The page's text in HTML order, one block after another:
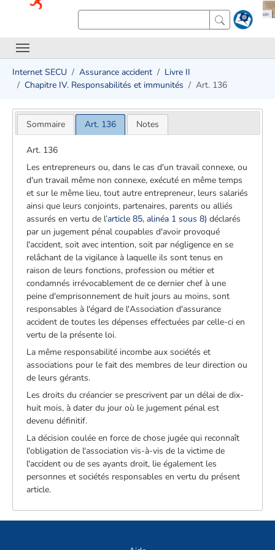
Internet SECU Assurance accident
Livre II
Chapitre IV. Responsabilités et immunités
Art. 136
Sommaire Art. 136 Notes
Art. 136
Les entrepreneurs ou, dans le cas d'un travail connexe, ou
d'un travail même non connexe, exécuté en même temps
et sur le même lieu, tout autre entrepreneur, leurs salariés
ainsi que leurs conjoints, partenaires, parents ou alliés
assurés en vertu de l’article 85, alinéa 1 sous 8) déclarés
par un jugement pénal coupables d'avoir provoqué
l'accident, soit avec intention, soit par négligence en se
relâchant de la vigilance à laquelle ils sont tenus en
raison de leurs fonctions, profession ou métier et
condamnés irrévocablement de ce dernier chef à une
peine d'emprisonnement de huit jours au moins, sont
responsables à l'égard de l'Association d'assurance
accident de toutes les dépenses effectuées par celle-ci en
vertu de la présente loi.
La même responsabilité incombe aux sociétés et
associations pour le fait des membres de leur direction ou
de leurs gérants.
Les droits du créancier se prescrivent par un délai de dix-
huit mois, à dater du jour où le jugement pénal est
devenu définitif.
La décision coulée en force de chose jugée qui reconnaît
l'obligation de l'association vis-à-vis de la victime de
l'accident ou de ses ayants droit, lie également les
personnes et sociétés responsables en vertu du présent
article.